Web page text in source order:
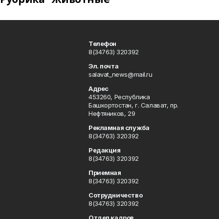
Телефон
8(34763) 320392
Эл. почта
salavat_news@mail.ru
Адрес
453260, Республика
Башкортостан, г. Салават, пр.
Нефтяников, 29
Рекламная служба
8(34763) 320392
Редакция
8(34763) 320392
Приемная
8(34763) 320392
Сотрудничество
8(34763) 320392